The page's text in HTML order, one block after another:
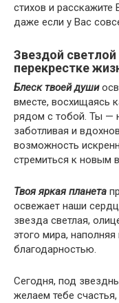
стихов и
даже если у Вас
Звездой
перекрестке
Блеск твоей души
вместе, восхищаясь
рядом с тобой. Ты —
заботливая и
возможность
стремиться к новым
Твоя яркая планета
освежает наши
звезда светлая,
этого мира,
благодарностью.
Сегодня, под
желаем тебе